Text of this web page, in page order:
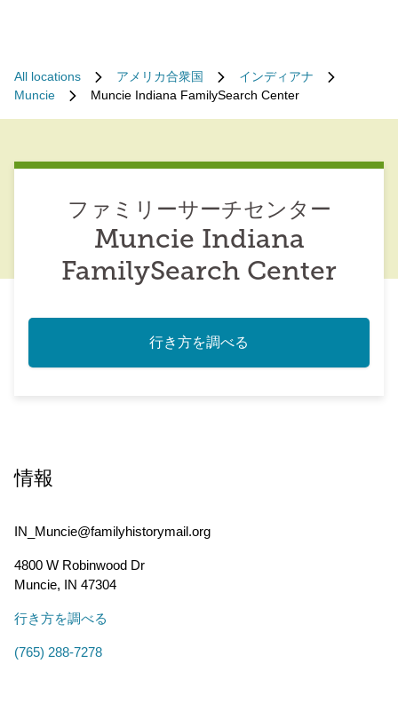
All locations アメリカ合衆国
インディアナ
Muncie
Muncie Indiana FamilySearch Center
ファミリーサーチセンター
Muncie Indiana
FamilySearch Center
行き方を調べる
情報
IN_Muncie@familyhistorymail.org
4800 W Robinwood Dr
Muncie, IN 47304
行き方を調べる
(765) 288-7278